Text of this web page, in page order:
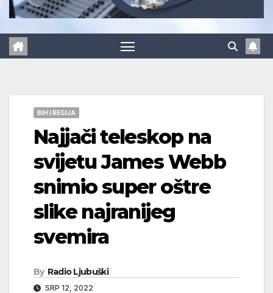
BIH I REGIJA
Najjači teleskop na
svijetu James Webb
snimio super oštre
slike najranijeg
svemira
By Radio Ljubuški
SRP 12, 2022